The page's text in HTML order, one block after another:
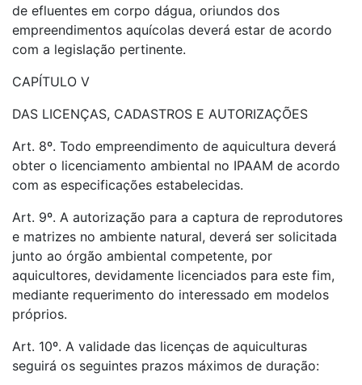
de efluentes em corpo dágua, oriundos dos
empreendimentos aquícolas deverá estar de acordo
com a legislação pertinente.
CAPÍTULO V
DAS LICENÇAS, CADASTROS E AUTORIZAÇÕES
Art. 8º. Todo empreendimento de aquicultura deverá
obter o licenciamento ambiental no IPAAM de acordo
com as especificações estabelecidas.
Art. 9º. A autorização para a captura de reprodutores
e matrizes no ambiente natural, deverá ser solicitada
junto ao órgão ambiental competente, por
aquicultores, devidamente licenciados para este fim,
mediante requerimento do interessado em modelos
próprios.
Art. 10º. A validade das licenças de aquiculturas
seguirá os seguintes prazos máximos de duração: